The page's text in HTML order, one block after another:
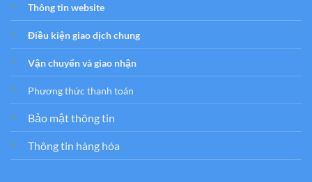
Thông tin website
Điều kiện giao dịch chung
Vận chuyển và giao nhận
Phương thức thanh toán
Bảo mật thông tin
Thông tin hàng hóa